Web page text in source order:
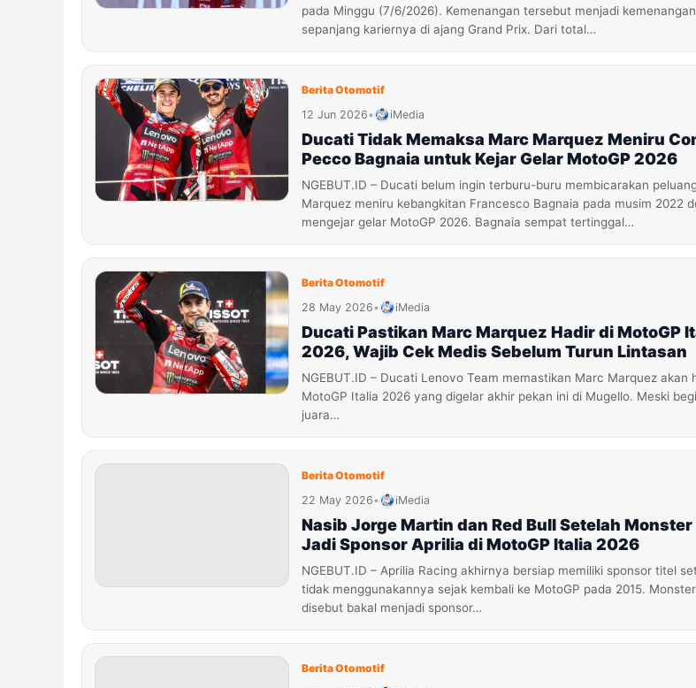
pada Minggu (7/6/2026). Kemenangan tersebut menjadi
sepanjang kariernya di ajang Grand Prix. Dari total…
Berita Otomotif
12 Jun 2026• iMedia
Ducati Tidak Memaksa Marc Marquez Meniru
Pecco Bagnaia untuk Kejar Gelar MotoGP 2026
NGEBUT.ID – Ducati belum ingin terburu-buru membicarakan
Marquez meniru kebangkitan Francesco Bagnaia pada musim 2022
mengejar gelar MotoGP 2026. Bagnaia sempat tertinggal…
Berita Otomotif
28 May 2026• iMedia
Ducati Pastikan Marc Marquez Hadir di MotoGP
2026, Wajib Cek Medis Sebelum Turun Lintasan
NGEBUT.ID – Ducati Lenovo Team memastikan Marc Marquez akan
MotoGP Italia 2026 yang digelar akhir pekan ini di Mugello. Meski
juara…
Berita Otomotif
22 May 2026• iMedia
Nasib Jorge Martin dan Red Bull Setelah Monster
Jadi Sponsor Aprilia di MotoGP Italia 2026
NGEBUT.ID – Aprilia Racing akhirnya bersiap memiliki sponsor titel
tidak menggunakannya sejak kembali ke MotoGP pada 2015.
disebut bakal menjadi sponsor…
Berita Otomotif